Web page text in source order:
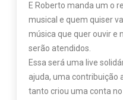
E Roberto manda um o
musical e quem quiser
música que quer ouvir e
serão atendidos.
Essa será uma live
ajuda, uma contribuição
tanto criou uma conta no